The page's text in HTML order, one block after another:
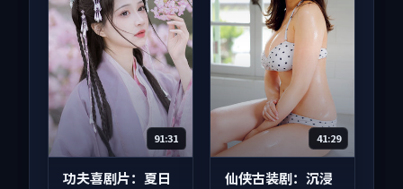
91:31
功夫喜剧片：夏日
41:29
仙侠古装剧：沉浸